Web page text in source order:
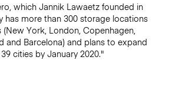
which Jannik Lawaetz founded in
has more than 300 storage locations
(New York, London, Copenhagen,
and Barcelona) and plans to expand
cities by January 2020."